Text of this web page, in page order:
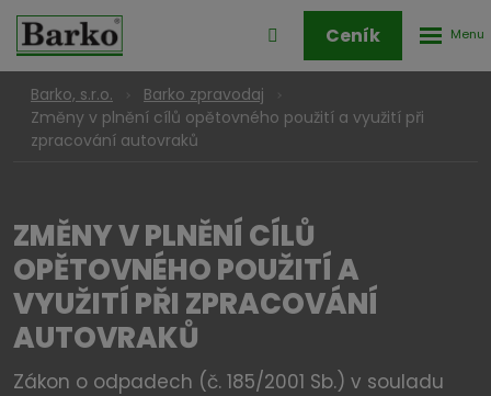
Přihlášení
zóny
Ceník
Barko, s.r.o.
Barko zpravodaj
Změny v plnění cílů opětovného použití a využití při
zpracování autovraků
ZMĚNY V PLNĚNÍ CÍLŮ
OPĚTOVNÉHO POUŽITÍ A
VYUŽITÍ PŘI ZPRACOVÁNÍ
AUTOVRAKŮ
Zákon o odpadech (č. 185/2001 Sb.) v souladu